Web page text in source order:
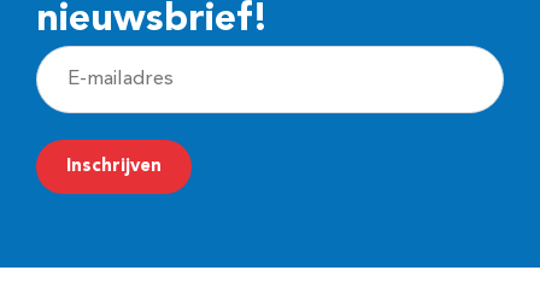
nieuwsbrief!
E
-
m
a
Inschrijven